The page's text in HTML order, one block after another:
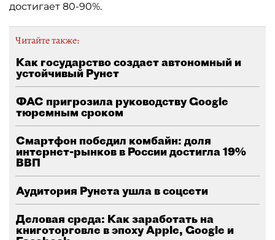
достигает 80-90%.
Читайте также:
Как государство создает автономный и
устойчивый Рунет
ФАС пригрозила руководству Google
тюремным сроком
Смартфон победил комбайн: доля
интернет-рынков в России достигла 19%
ВВП
Аудитория Рунета ушла в соцсети
Деловая среда: Как заработать на
книготорговле в эпоху Apple, Google и